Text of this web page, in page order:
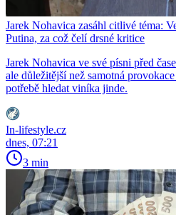
Jarek Nohavica zasáhl citlivé téma:
Putina, za což čelí drsné kritice
Jarek Nohavica ve své písni před
ale důležitější než samotná
potřebě hledat viníka jinde.
In-lifestyle.cz
dnes, 07:21
3 min